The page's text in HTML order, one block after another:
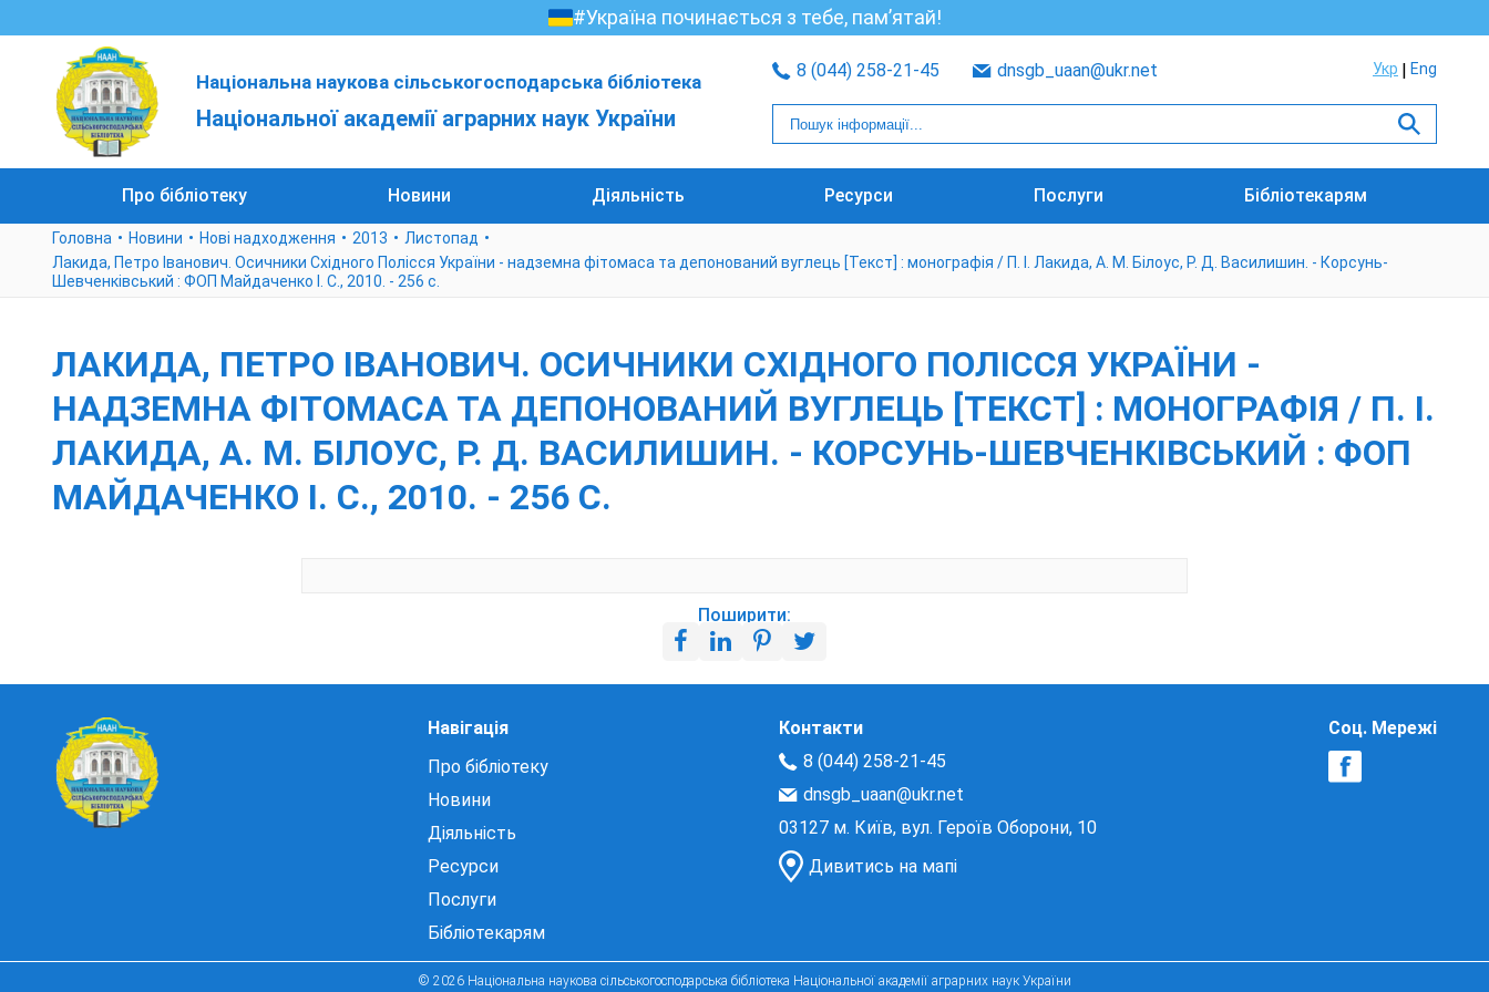
#Україна починається з тебе, пам’ятай!
Національна наукова сільськогосподарська бібліотека
Національної академії аграрних наук України
8 (044) 258-21-45 dnsgb_uaan@ukr.net Укр Eng
Про бібліотеку Новини Діяльність Ресурси Послуги Бібліотекарям
Головна Новини Нові надходження 2013
Листопад
Лакида, Петро Іванович. Осичники Східного Полісся України - надземна фітомаса та депонований вуглець [Текст] : монографія / П. І. Лакида, А. М. Білоус, Р. Д. Василишин. - Корсунь-
Шевченківський : ФОП Майдаченко І. С., 2010. - 256 с.
ЛАКИДА, ПЕТРО ІВАНОВИЧ. ОСИЧНИКИ СХІДНОГО ПОЛІССЯ УКРАЇНИ -
НАДЗЕМНА ФІТОМАСА ТА ДЕПОНОВАНИЙ ВУГЛЕЦЬ [ТЕКСТ] : МОНОГРАФІЯ / П. І.
ЛАКИДА, А. М. БІЛОУС, Р. Д. ВАСИЛИШИН. - КОРСУНЬ-ШЕВЧЕНКІВСЬКИЙ : ФОП
МАЙДАЧЕНКО І. С., 2010. - 256 С.
Поширити:
Навігація
Про бібліотеку
Новини
Діяльність
Ресурси
Послуги
Бібліотекарям
Контакти
8 (044) 258-21-45
dnsgb_uaan@ukr.net
03127 м. Київ, вул. Героїв Оборони, 10
Дивитись на мапі
Соц. Мережі
© 2026 Національна наукова сільськогосподарська бібліотека Національної академії аграрних наук України